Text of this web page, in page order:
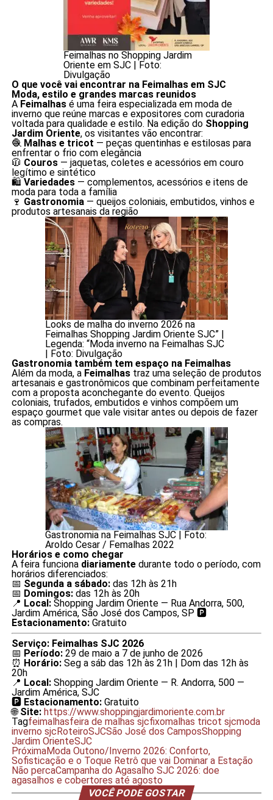
Feimalhas no Shopping Jardim
Oriente em SJC | Foto:
Divulgação
O que você vai encontrar na Feimalhas em SJC
Moda, estilo e grandes marcas reunidos
A Feimalhasé uma feira especializada em moda de
inverno que reúne marcas e expositores com curadoria
voltada para qualidade e estilo. Na edição do Shopping
Jardim Oriente, os visitantes vão encontrar:
🧶 Malhas e tricot — peças quentinhas e estilosas para
enfrentar o frio com elegância
🧥 Couros— jaquetas, coletes e acessórios em couro
legítimo e sintético
🛍️ Variedades— complementos, acessórios e itens de
moda para toda a família
🍷 Gastronomia— queijos coloniais, embutidos, vinhos e
produtos artesanais da região
Looks de malha do inverno 2026 na
Feimalhas Shopping Jardim Oriente SJC” |
Legenda: “Moda inverno na Feimalhas SJC
| Foto: Divulgação
Gastronomia também tem espaço na Feimalhas
Além da moda, a Feimalhastraz uma seleção de produtos
artesanais e gastronômicos que combinam perfeitamente
com a proposta aconchegante do evento. Queijos
coloniais, trufados, embutidos e vinhos compõem um
espaço gourmet que vale visitar antes ou depois de fazer
as compras.
Gastronomia na Feimalhas SJC | Foto:
Aroldo Cesar / Femalhas 2022
Horários e como chegar
A feira funciona diariamentedurante todo o período, com
horários diferenciados:
📅 Segunda a sábado:das 12h às 21h
📅 Domingos:das 12h às 20h
📍 Local:Shopping Jardim Oriente — Rua Andorra, 500,
Jardim América, São José dos Campos, SP 🅿️
Estacionamento:Gratuito
Serviço: Feimalhas SJC 2026
📅 Período:29 de maio a 7 de junho de 2026
⏰ Horário:Seg a sáb das 12h às 21h | Dom das 12h às
20h
📍 Local:Shopping Jardim Oriente — R. Andorra, 500 —
Jardim América, SJC
🅿️ Estacionamento:Gratuito
🌐Site: https://www.shoppingjardimoriente.com.br
Tagfeimalhasfeira de malhas sjcfixomalhas tricot sjcmoda
inverno sjcRoteiroSJCSão José dos CamposShopping
Jardim OrienteSJC
PróximaModa Outono/Inverno 2026: Conforto,
Sofisticação e o Toque Retrô que vai Dominar a Estação
Não percaCampanha do Agasalho SJC 2026: doe
agasalhos e cobertores até agosto
VOCÊ PODE GOSTAR